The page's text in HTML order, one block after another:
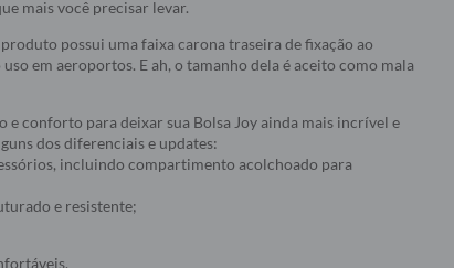
mais você precisar levar.
possui uma faixa carona traseira de fixação ao
em aeroportos. E ah, o tamanho dela é aceito como mala
e conforto para deixar sua Bolsa Joy ainda mais incrível e
dos diferenciais e updates:
incluindo compartimento acolchoado para
e resistente;